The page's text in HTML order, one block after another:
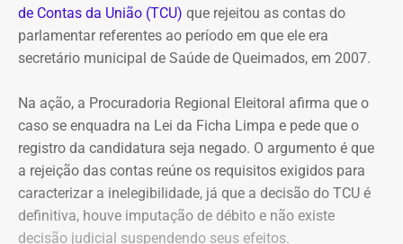
O governo também sustenta que os responsáveis pela
Refit descumpriram o parcelamento especial firmado
parcelas deixaram de ser pagas por mais de 90 dias,
situação que, segundo a legislação, autoriza o
cancelamento do acordo e a decretação da falência.
Outro ponto destacado é que, mesmo após aderir ao
parcelamento, a empresa teria acumulado mais de R$ 1,8
bilhão em novos débitos com o Estado. Segundo a
de Contas da União (TCU) que rejeitou as contas do
parlamentar referentes ao período em que ele era
secretário municipal de Saúde de Queimados, em 2007.
Na ação, a Procuradoria Regional Eleitoral afirma que o
caso se enquadra na Lei da Ficha Limpa e pede que o
registro da candidatura seja negado. O argumento é que
a rejeição das contas reúne os requisitos exigidos para
caracterizar a inelegibilidade, já que a decisão do TCU é
definitiva, houve imputação de débito e não existe
decisão judicial suspendendo seus efeitos.